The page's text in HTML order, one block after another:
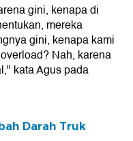
gini, kenapa di
mereka
gini, kenapa kami
Nah, karena
kata Agus pada
Darah Truk